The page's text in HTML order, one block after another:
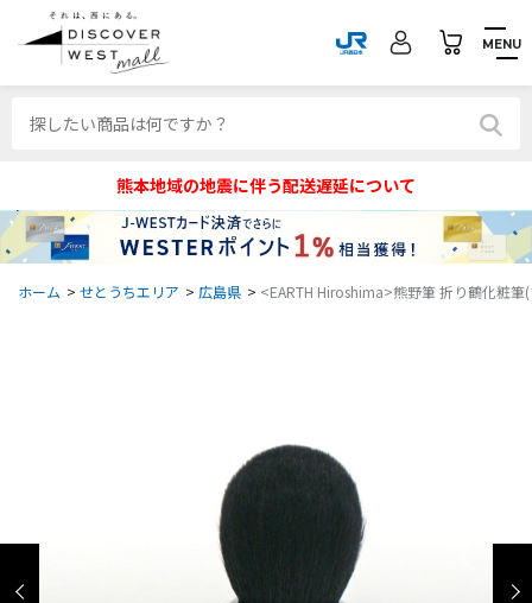
MENU
熊本地域の地震に伴う配送遅延について
ホーム > せとうちエリア > 広島県 > <EARTH Hiroshima>熊野筆 折り鶴化粧筆